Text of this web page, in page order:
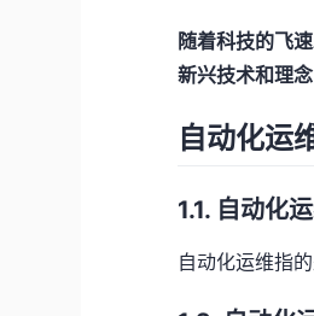
随着科技的飞
新兴技术和理
自动化运
1.1. 自动化
自动化运维指